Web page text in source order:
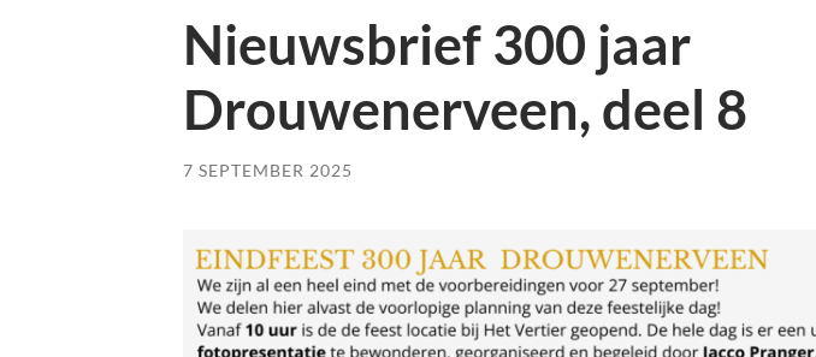
Nieuwsbrief 300 jaar
Drouwenerveen, deel 8
7 SEPTEMBER 2025